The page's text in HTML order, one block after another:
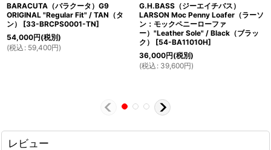
BARACUTA（バラクータ）G9
ORIGINAL "Regular Fit" / TAN（タ
ン）
[33-BRCPS0001-TN]
54,000円(税別)
(税込 : 59,400円)
G.H.BASS（ジーエイチバス）
LARSON Moc Penny Loafer（ラーソ
ン：モックペニーローファ
ー）"Leather Sole" / Black（ブラッ
ク）
[54-BA11010H]
36,000円(税別)
(税込 : 39,600円)
レビュー